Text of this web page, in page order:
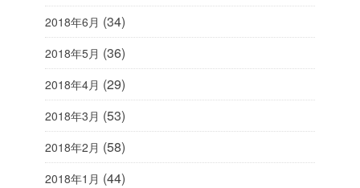
2018年6月 (34)
2018年5月 (36)
2018年4月 (29)
2018年3月 (53)
2018年2月 (58)
2018年1月 (44)